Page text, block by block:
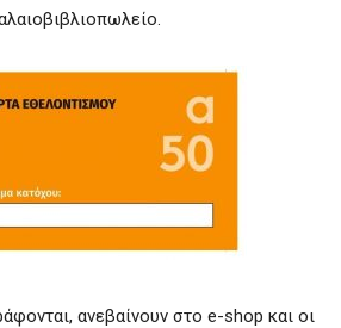
ανεβαίνουν στο e-shop και οι